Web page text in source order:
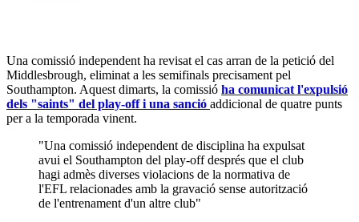
Una comissió independent ha revisat el cas arran de la petició del
Middlesbrough, eliminat a les semifinals precisament pel
Southampton. Aquest dimarts, la comissió ha comunicat l'expulsió
dels "saints" del play-off i una sanció addicional de quatre punts
per a la temporada vinent.
"Una comissió independent de disciplina ha expulsat
avui el Southampton del play-off després que el club
hagi admès diverses violacions de la normativa de
l'EFL relacionades amb la gravació sense autorització
de l'entrenament d'un altre club"